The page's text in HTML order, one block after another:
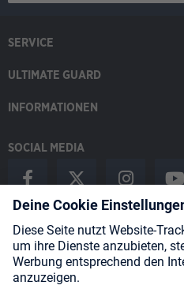
SERVICE
ULTIMATE GUARD
INFORMATIONEN
SOCIAL MEDIA
Payment Methods
Shipping